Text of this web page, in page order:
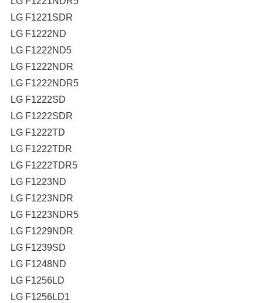
LG F1221SDR
LG F1222ND
LG F1222ND5
LG F1222NDR
LG F1222NDR5
LG F1222SD
LG F1222SDR
LG F1222TD
LG F1222TDR
LG F1222TDR5
LG F1223ND
LG F1223NDR
LG F1223NDR5
LG F1229NDR
LG F1239SD
LG F1248ND
LG F1256LD
LG F1256LD1